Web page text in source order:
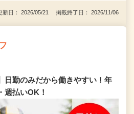
新日： 2026/05/21 掲載終了日： 2026/11/06
日勤のみだから働きやすい！年
週払いOK！